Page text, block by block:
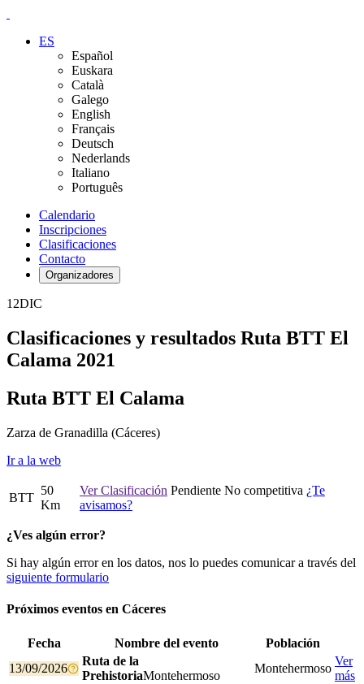
ES
Español
Euskara
Català
Galego
English
Français
Deutsch
Nederlands
Italiano
Português
Calendario
Inscripciones
Clasificaciones
Contacto
Organizadores
12DIC
Clasificaciones y resultados Ruta BTT El
Calama 2021
Ruta BTT El Calama
Zarza de Granadilla (Cáceres)
Ir a la web
BTT
50
Km
Ver Clasificación Pendiente No competitiva ¿Te
avisamos?
¿Ves algún error?
Si hay algún error en los datos, nos lo puedes comunicar a través del
siguiente formulario
Próximos eventos en Cáceres
Fecha Nombre del evento
Población
13/09/2026
Ruta de la
PrehistoriaMontehermoso
Montehermoso
Ver
más